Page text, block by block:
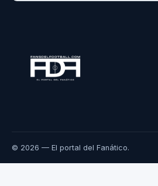
© 2026 — El portal del Fanático.